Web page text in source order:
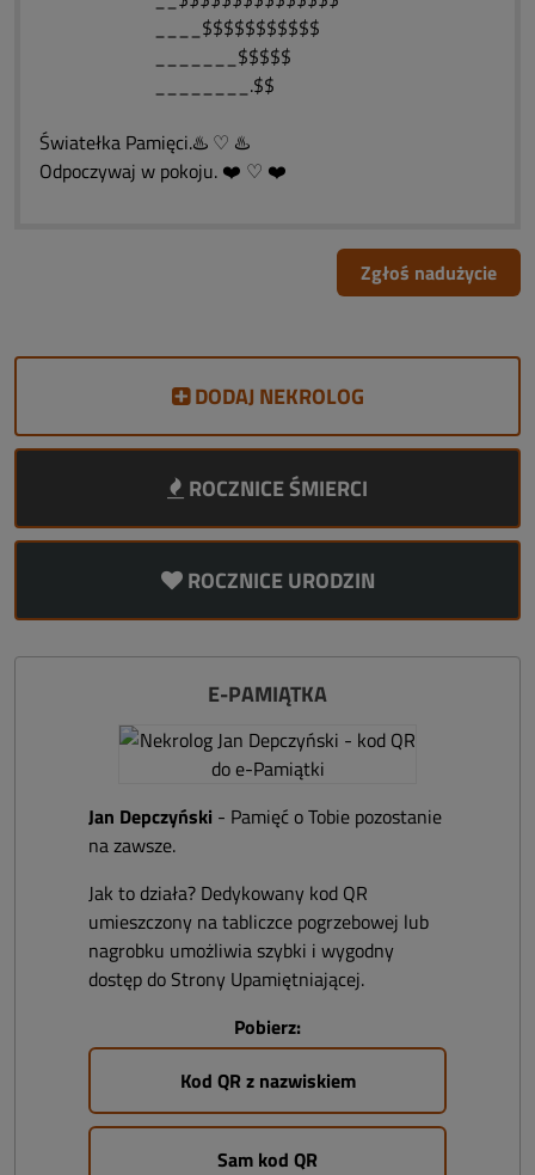
____$$$$$$$$$$$
_______$$$$$
________.$$
Światełka Pamięci.♨️ ♡ ♨️
Odpoczywaj w pokoju. ❤️ ♡ ❤️
Zgłoś nadużycie
DODAJ NEKROLOG
ROCZNICE ŚMIERCI
ROCZNICE URODZIN
E-PAMIĄTKA
Jan Depczyński - Pamięć o Tobie pozostanie
na zawsze.
Jak to działa? Dedykowany kod QR
umieszczony na tabliczce pogrzebowej lub
nagrobku umożliwia szybki i wygodny
dostęp do Strony Upamiętniającej.
Pobierz:
Kod QR z nazwiskiem
Sam kod QR